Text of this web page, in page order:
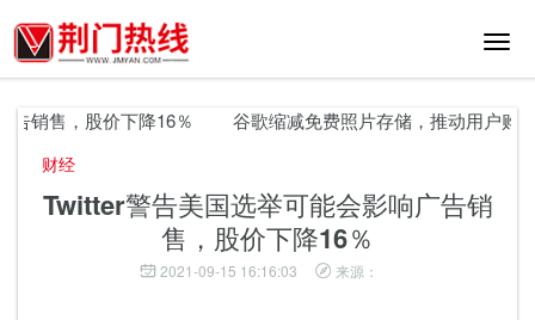
切
航
售，股价下降16％ 谷歌缩减免费照片存储，推动用户购买
财经
Twitter警告美国选举可能会影响广告销
售，股价下降16％
2021-09-15 16:16:03 来源：